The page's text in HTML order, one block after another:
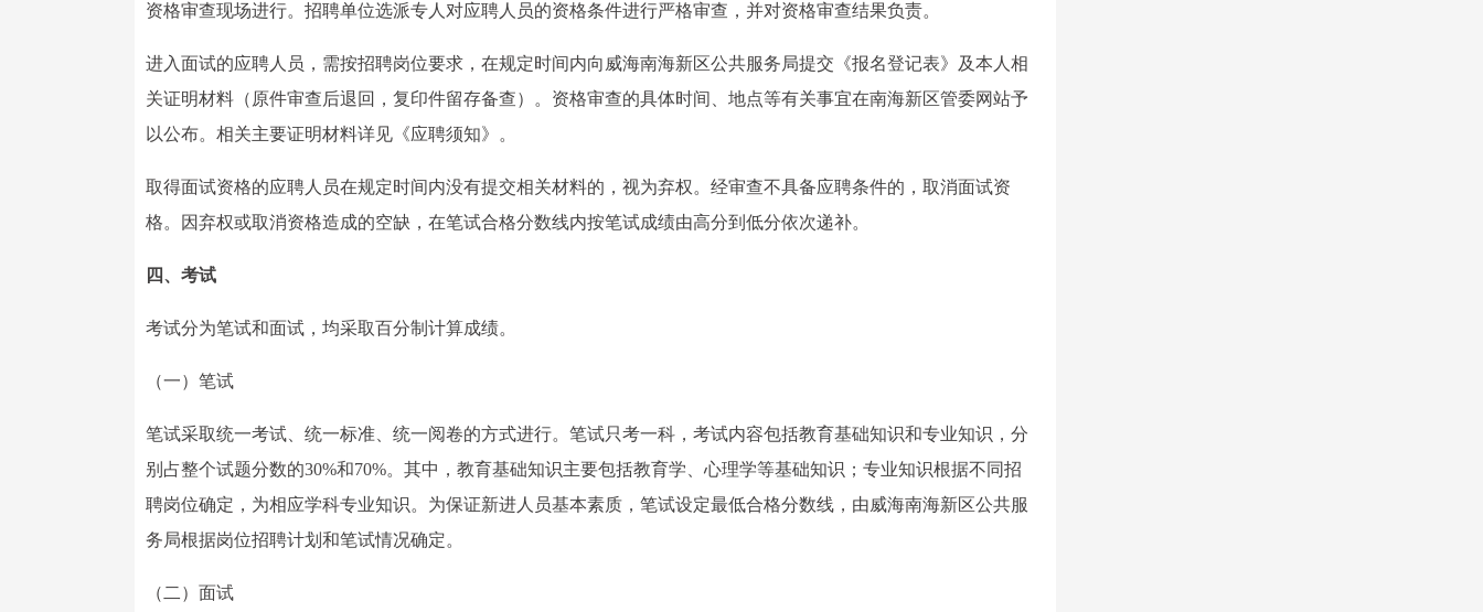
资格审查现场进行。招聘单位选派专人对应聘人员的资格条件进行严格审查，并对资格审查结果负责。
进入面试的应聘人员，需按招聘岗位要求，在规定时间内向威海南海新区公共服务局提交《报名登记表》及本人相
关证明材料（原件审查后退回，复印件留存备查）。资格审查的具体时间、地点等有关事宜在南海新区管委网站予
以公布。相关主要证明材料详见《应聘须知》。
取得面试资格的应聘人员在规定时间内没有提交相关材料的，视为弃权。经审查不具备应聘条件的，取消面试资
格。因弃权或取消资格造成的空缺，在笔试合格分数线内按笔试成绩由高分到低分依次递补。
四、考试
考试分为笔试和面试，均采取百分制计算成绩。
（一）笔试
笔试采取统一考试、统一标准、统一阅卷的方式进行。笔试只考一科，考试内容包括教育基础知识和专业知识，分
别占整个试题分数的30%和70%。其中，教育基础知识主要包括教育学、心理学等基础知识；专业知识根据不同招
聘岗位确定，为相应学科专业知识。为保证新进人员基本素质，笔试设定最低合格分数线，由威海南海新区公共服
务局根据岗位招聘计划和笔试情况确定。
（二）面试